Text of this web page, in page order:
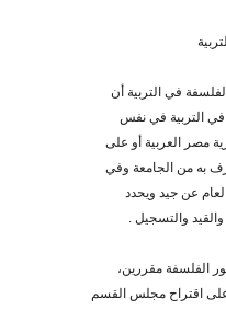
في التربية أن
التربية في نفس
مصر العربية أو على
به من الجامعة وفي
عن جيد ويحدد
والتسجيل .
الفلسفة مقررين،
على اقتراح مجلس القسم